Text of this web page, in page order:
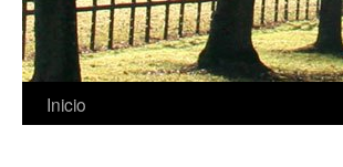
Saltar
Inicio